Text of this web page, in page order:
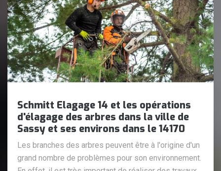
Schmitt Elagage 14 et les opérations
d'élagage des arbres dans la ville de
Sassy et ses environs dans le 14170
Les branches des arbres peuvent être à l'origine d'un
grand nombre de problèmes pour son environnement.